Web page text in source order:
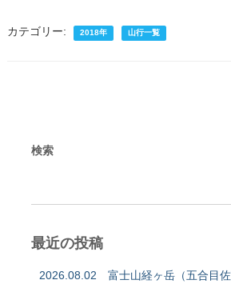
カテゴリー: 2018年 山行一覧
検索
最近の投稿
2026.08.02 富士山経ヶ岳（五合目佐